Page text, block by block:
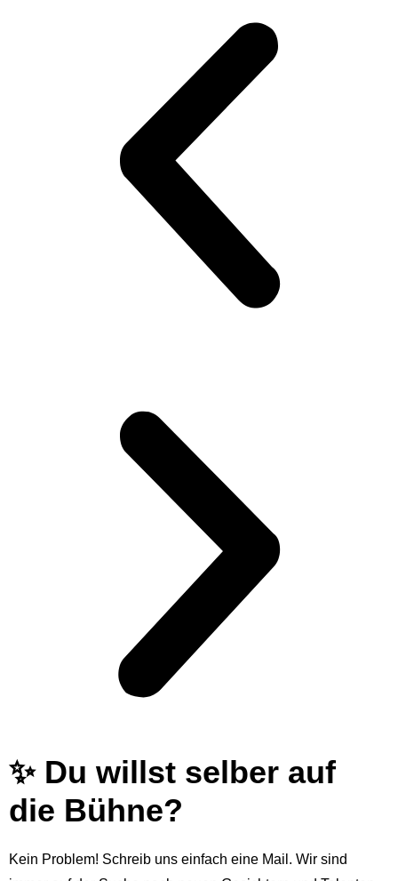
✨ Du willst selber auf
die Bühne?
Kein Problem! Schreib uns einfach eine Mail. Wir sind